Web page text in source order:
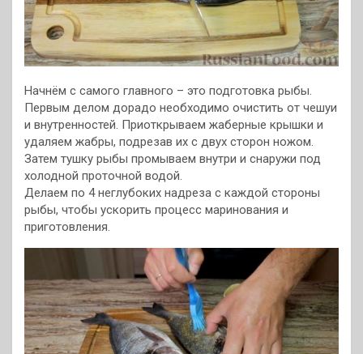
Начнём с самого главного – это подготовка рыбы.
Первым делом дорадо необходимо очистить от чешуи
и внутренностей. Приоткрываем жаберные крышки и
удаляем жабры, подрезав их с двух сторон ножом.
Затем тушку рыбы промываем внутри и снаружи под
холодной проточной водой.
Делаем по 4 неглубоких надреза с каждой стороны
рыбы, чтобы ускорить процесс маринования и
приготовления.